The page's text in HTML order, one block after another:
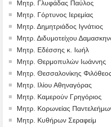
Μητρ. Γλυφάδας Παύλος
Μητρ. Γόρτυνος Ιερεμίας
Μητρ. Δημητριάδος Ιγνάτιος
Μητρ. Διδυμοτείχου
Μητρ. Εδέσσης κ. Ιωήλ
Μητρ. Θερμοπυλών Ιωάννης
Μητρ. Θεσσαλονίκης Φιλόθεος
Μητρ. Ιλίου Αθηναγόρας
Μητρ. Καμερούν Γρηγόριος
Μητρ. Κορωνείας
Μητρ. Κυθήρων Σεραφείμ